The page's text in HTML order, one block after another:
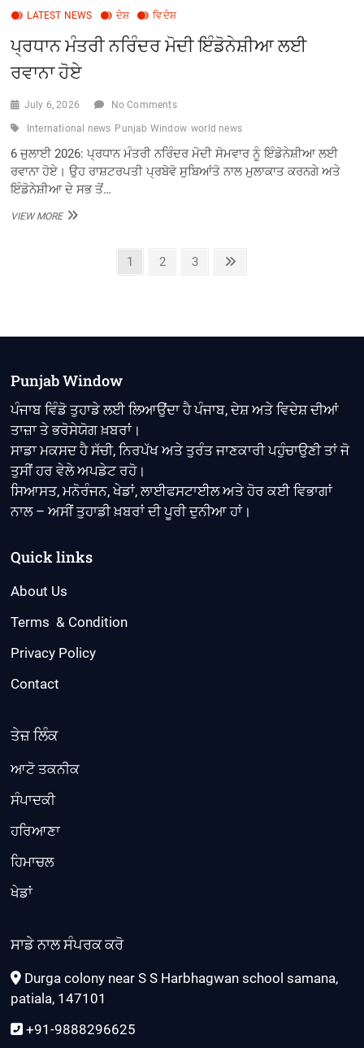
LATEST NEWS ਦੇਸ਼ ਵਿਦੇਸ਼
ਪ੍ਰਧਾਨ ਮੰਤਰੀ ਨਰਿੰਦਰ ਮੋਦੀ ਇੰਡੋਨੇਸ਼ੀਆ ਲਈ
ਰਵਾਨਾ ਹੋਏ
July 6, 2026 No Comments
International news Punjab Window world news
6 ਜੁਲਾਈ 2026: ਪ੍ਰਧਾਨ ਮੰਤਰੀ ਨਰਿੰਦਰ ਮੋਦੀ ਸੋਮਵਾਰ ਨੂੰ ਇੰਡੋਨੇਸ਼ੀਆ ਲਈ
ਰਵਾਨਾ ਹੋਏ। ਉਹ ਰਾਸ਼ਟਰਪਤੀ ਪ੍ਰਬੋਵੋ ਸੁਬਿਆਂਤੋ ਨਾਲ ਮੁਲਾਕਾਤ ਕਰਨਗੇ ਅਤੇ
ਇੰਡੋਨੇਸ਼ੀਆ ਦੇ ਸਭ ਤੋਂ…
VIEW MOREਪ੍ਰਧਾਨ
Page
1 Page
2 Page
3
Punjab Window
ਪੰਜਾਬ ਵਿੰਡੋ ਤੁਹਾਡੇ ਲਈ ਲਿਆਉਂਦਾ ਹੈ ਪੰਜਾਬ, ਦੇਸ਼ ਅਤੇ ਵਿਦੇਸ਼ ਦੀਆਂ
ਤਾਜ਼ਾ ਤੇ ਭਰੋਸੇਯੋਗ ਖ਼ਬਰਾਂ।
ਸਾਡਾ ਮਕਸਦ ਹੈ ਸੱਚੀ, ਨਿਰਪੱਖ ਅਤੇ ਤੁਰੰਤ ਜਾਣਕਾਰੀ ਪਹੁੰਚਾਉਣੀ ਤਾਂ ਜੋ
ਤੁਸੀਂ ਹਰ ਵੇਲੇ ਅਪਡੇਟ ਰਹੋ।
ਸਿਆਸਤ, ਮਨੋਰੰਜਨ, ਖੇਡਾਂ, ਲਾਈਫਸਟਾਈਲ ਅਤੇ ਹੋਰ ਕਈ ਵਿਭਾਗਾਂ
ਨਾਲ – ਅਸੀਂ ਤੁਹਾਡੀ ਖ਼ਬਰਾਂ ਦੀ ਪੂਰੀ ਦੁਨੀਆ ਹਾਂ।
Quick links
About Us
Terms & Condition
Privacy Policy
Contact
ਤੇਜ਼ ਲਿੰਕ
ਆਟੋ ਤਕਨੀਕ
ਸੰਪਾਦਕੀ
ਹਰਿਆਣਾ
ਹਿਮਾਚਲ
ਖੇਡਾਂ
ਸਾਡੇ ਨਾਲ ਸੰਪਰਕ ਕਰੋ
Durga colony near S S Harbhagwan school samana,
patiala, 147101
+91-9888296625